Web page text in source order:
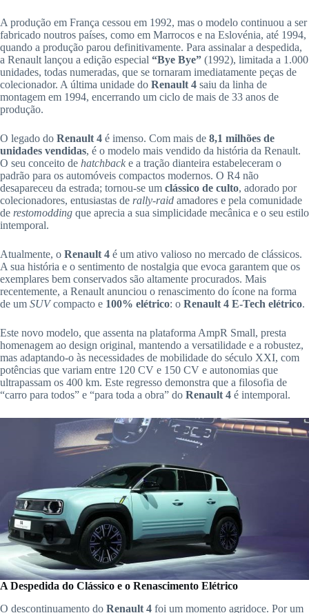
A produção em França cessou em 1992, mas o modelo continuou a ser
fabricado noutros países, como em Marrocos e na Eslovénia, até 1994,
quando a produção parou definitivamente. Para assinalar a despedida,
a Renault lançou a edição especial “Bye Bye” (1992), limitada a 1.000
unidades, todas numeradas, que se tornaram imediatamente peças de
colecionador. A última unidade do Renault 4 saiu da linha de
montagem em 1994, encerrando um ciclo de mais de 33 anos de
produção.
O legado do Renault 4 é imenso. Com mais de 8,1 milhões de
unidades vendidas, é o modelo mais vendido da história da Renault.
O seu conceito de hatchback e a tração dianteira estabeleceram o
padrão para os automóveis compactos modernos. O R4 não
desapareceu da estrada; tornou-se um clássico de culto, adorado por
colecionadores, entusiastas de rally-raid amadores e pela comunidade
de restomodding que aprecia a sua simplicidade mecânica e o seu estilo
intemporal.
Atualmente, o Renault 4 é um ativo valioso no mercado de clássicos.
A sua história e o sentimento de nostalgia que evoca garantem que os
exemplares bem conservados são altamente procurados. Mais
recentemente, a Renault anunciou o renascimento do ícone na forma
de um SUVcompacto e 100% elétrico: o Renault 4 E-Tech elétrico.
Este novo modelo, que assenta na plataforma AmpR Small, presta
homenagem ao design original, mantendo a versatilidade e a robustez,
mas adaptando-o às necessidades de mobilidade do século XXI, com
potências que variam entre 120 CV e 150 CV e autonomias que
ultrapassam os 400 km. Este regresso demonstra que a filosofia de
“carro para todos” e “para toda a obra” do Renault 4 é intemporal.
A Despedida do Clássico e o Renascimento Elétrico
O descontinuamento do Renault 4 foi um momento agridoce. Por um